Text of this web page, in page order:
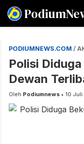
PODIUMNEWS.COM /
Polisi
Dewan
Oleh Podiumnews • 10